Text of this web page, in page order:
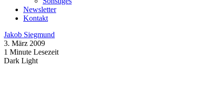
Newsletter
Kontakt
Jakob Siegmund
3. März 2009
1 Minute Lesezeit
Dark Light